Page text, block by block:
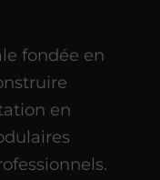
fondée en
en